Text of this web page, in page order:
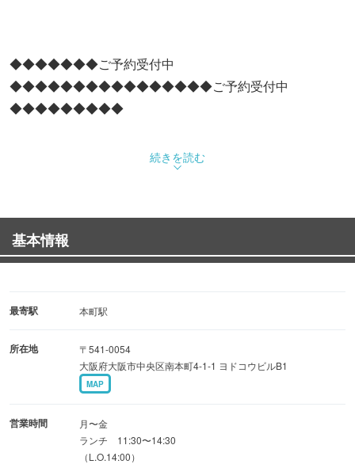
◆◆◆◆◆◆◆ご予約受付中
◆◆◆◆◆◆◆◆◆◆◆◆◆◆◆◆ご予約受付中
◆◆◆◆◆◆◆◆◆
2026年夏の特別コース飲み放題付き4500円税込
【お得度MAX】2026年夏の特別バリューコース飲み放題付
お客様に安心、安全にご来店頂けるように
感謝の気持ちをたっぷりおもてなしさせていただきます。
美味しい料理、美味しいお酒を是非遊遊本町駅前店でお待
続きを読む
基本情報
最寄駅 本町駅
所在地
〒541-0054
大阪府大阪市中央区南本町4-1-1 ヨドコウビルB1
MAP
営業時間
月〜金
ランチ 11:30〜14:30
（L.O.14:00）